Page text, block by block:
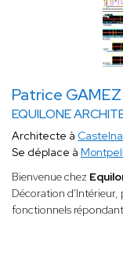
Patrice GAMEZ
EQUILONE
Architecte à
Se déplace à
Bienvenue chez
Décoration d'Intérieur,
fonctionnels